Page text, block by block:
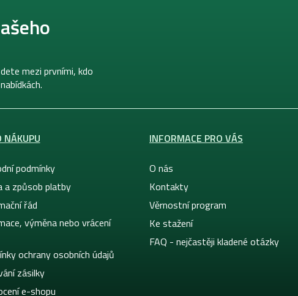
mezi prvními, kdo
NÁKUPU
podmínky
a způsob platby
řád
výměna nebo vrácení
ochrany osobních údajů
zásilky
e-shopu
INFORMACE PRO VÁS
O nás
Kontakty
Věrnostní program
Ke stažení
FAQ - nejčastěji kladené otázky